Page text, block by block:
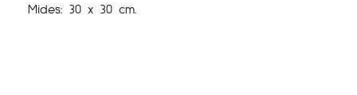
Mides: 30 x 30 cm.